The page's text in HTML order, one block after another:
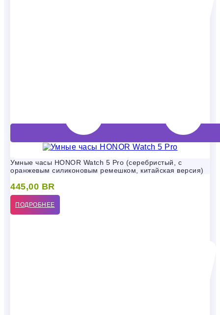
Умные часы HONOR Watch 5 Pro (серебристый, с
оранжевым силиконовым ремешком, китайская версия)
445,00 BR
ПОДРОБНЕЕ